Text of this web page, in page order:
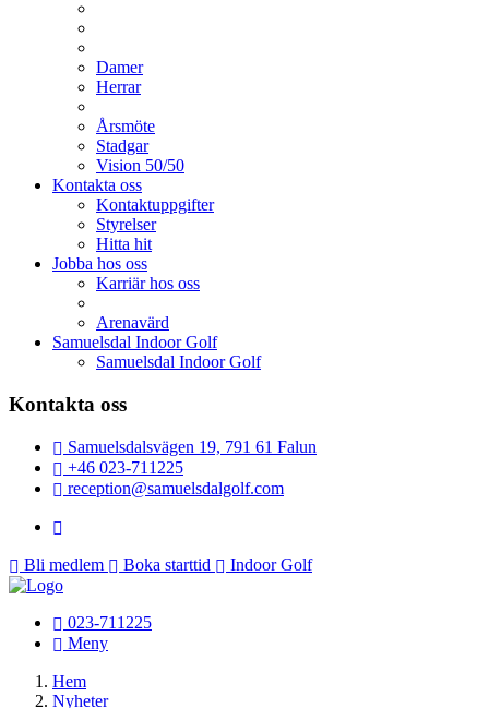
Damer
Herrar
Årsmöte
Stadgar
Vision 50/50
Kontakta oss
Kontaktuppgifter
Styrelser
Hitta hit
Jobba hos oss
Karriär hos oss
Arenavärd
Samuelsdal Indoor Golf
Samuelsdal Indoor Golf
Kontakta oss
Samuelsdalsvägen 19, 791 61 Falun
+46 023-711225
reception@samuelsdalgolf.com
Bli medlem Boka starttid Indoor Golf
023-711225
Meny
Hem
Nyheter